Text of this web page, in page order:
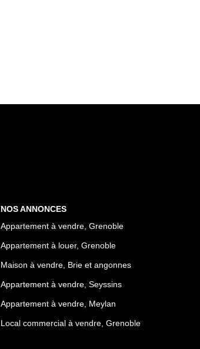
NOS ANNONCES
Appartement à vendre, Grenoble
Appartement à louer, Grenoble
Maison à vendre, Brie et angonnes
Appartement à vendre, Seyssins
Appartement à vendre, Meylan
Local commercial à vendre, Grenoble